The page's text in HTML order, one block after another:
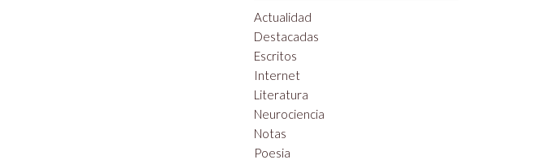
Actualidad
Destacadas
Escritos
Internet
Literatura
Neurociencia
Notas
Poesia